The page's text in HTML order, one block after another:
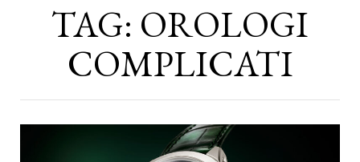
TAG: OROLOGI
COMPLICATI